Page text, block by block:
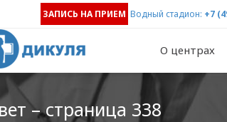
ЗАПИСЬ НА ПРИЕМ Водный стадион: +7
О центрах
– страница 338